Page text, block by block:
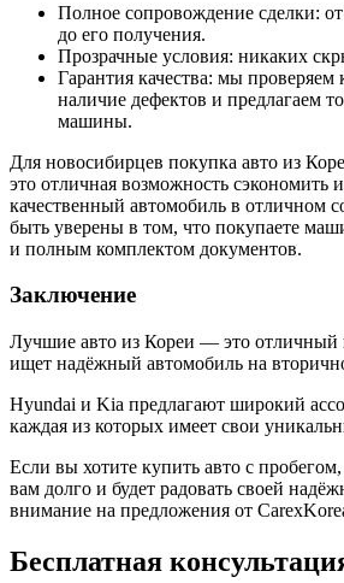
Полное сопровождение сделки:
до его получения.
Прозрачные условия: никаких
Гарантия качества: мы
наличие дефектов и предлагаем
машины.
Для новосибирцев покупка авто из
это отличная возможность сэкономить
качественный автомобиль в отличном
быть уверены в том, что покупаете
и полным комплектом документов.
Заключение
Лучшие авто из Кореи — это отличный
ищет надёжный автомобиль на
Hyundai и Kia предлагают широкий
каждая из которых имеет свои
Если вы хотите купить авто с
вам долго и будет радовать своей
внимание на предложения от
Бесплатная